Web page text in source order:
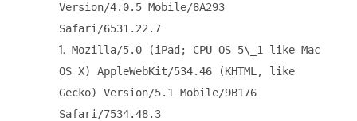
Version/4.0.5 Mobile/8A293
Safari/6531.22.7
1. Mozilla/5.0 (iPad; CPU OS 5\_1 like Mac
OS X) AppleWebKit/534.46 (KHTML, like
Gecko) Version/5.1 Mobile/9B176
Safari/7534.48.3